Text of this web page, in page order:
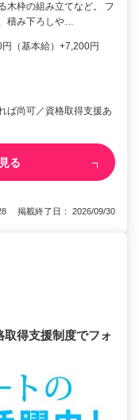
木枠の組み立てなど。 フ
積み下ろしや…
（基本給）+7,200円
ば尚可／資格取得支援あ
る
掲載終了日： 2026/09/30
取得支援制度でフォ